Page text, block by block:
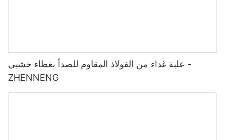
علبة غداء من الفولاذ المقاوم للصدأ بغطاء خشبي -
ZHENNENG